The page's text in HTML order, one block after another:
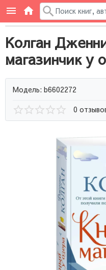
Колган
магазинчик у
Модель: b6602272
0